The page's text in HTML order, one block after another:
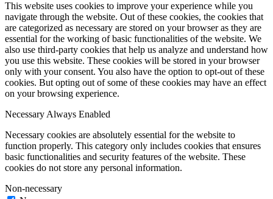
This website uses cookies to improve your experience while you
navigate through the website. Out of these cookies, the cookies that
are categorized as necessary are stored on your browser as they are
essential for the working of basic functionalities of the website. We
also use third-party cookies that help us analyze and understand how
you use this website. These cookies will be stored in your browser
only with your consent. You also have the option to opt-out of these
cookies. But opting out of some of these cookies may have an effect
on your browsing experience.
NecessaryAlways Enabled
Necessary cookies are absolutely essential for the website to
function properly. This category only includes cookies that ensures
basic functionalities and security features of the website. These
cookies do not store any personal information.
Non-necessary